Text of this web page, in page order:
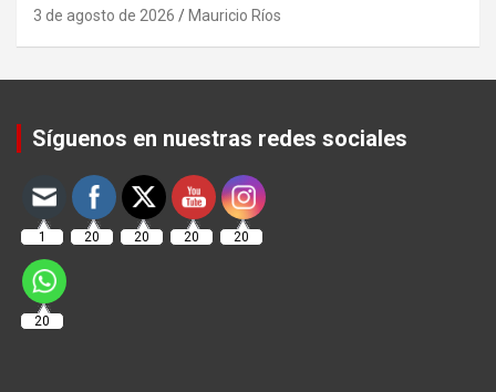
3 de agosto de 2026 Mauricio Ríos
Síguenos en nuestras redes sociales
1 20 20 20 20
20